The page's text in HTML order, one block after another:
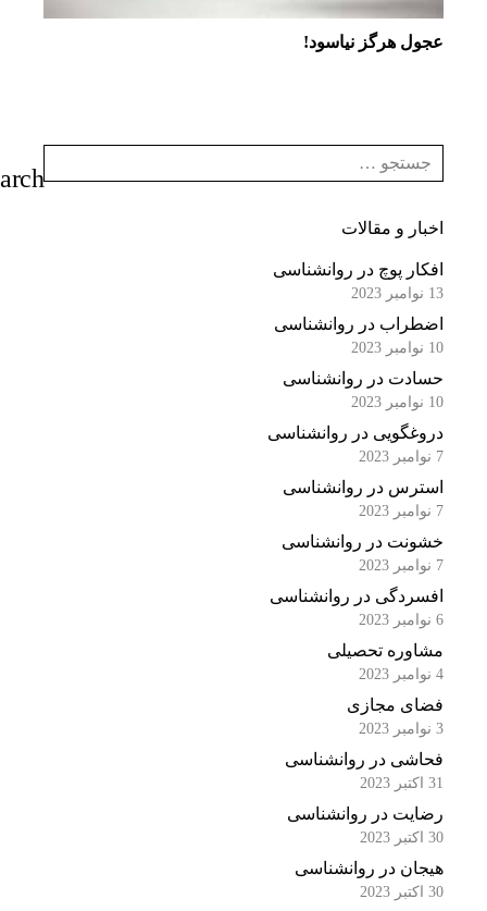
عجول هرگز نیاسود!
اخبار و مقالات
افکار پوچ در روانشناسی
اضطراب در روانشناسی
حسادت در روانشناسی
دروغگویی در روانشناسی
استرس در روانشناسی
خشونت در روانشناسی
افسردگی در روانشناسی
مشاوره تحصیلی
فضای مجازی
فحاشی در روانشناسی
رضایت در روانشناسی
هیجان در روانشناسی